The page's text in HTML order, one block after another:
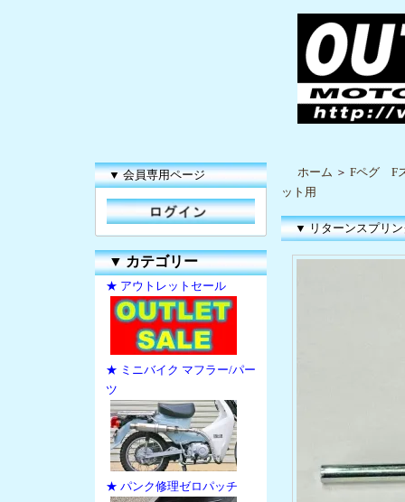
▼ 会員専用ページ
▼カテゴリー
★ アウトレットセール
★ ミニバイク マフラー/パー
ツ
★ パンク修理ゼロパッチ
ホーム ＞ Fペグ F
ット用
▼ リターンスプリ